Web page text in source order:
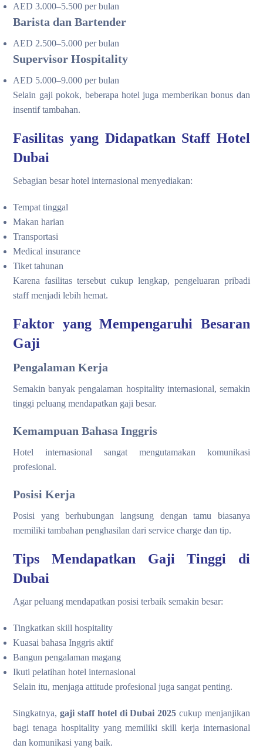
AED 3.000–5.500 per bulan
Barista dan Bartender
AED 2.500–5.000 per bulan
Supervisor Hospitality
AED 5.000–9.000 per bulan
Selain gaji pokok, beberapa hotel juga memberikan bonus dan
insentif tambahan.
Fasilitas yang Didapatkan Staff Hotel
Dubai
Sebagian besar hotel internasional menyediakan:
Tempat tinggal
Makan harian
Transportasi
Medical insurance
Tiket tahunan
Karena fasilitas tersebut cukup lengkap, pengeluaran pribadi
staff menjadi lebih hemat.
Faktor yang Mempengaruhi Besaran
Gaji
Pengalaman Kerja
Semakin banyak pengalaman hospitality internasional, semakin
tinggi peluang mendapatkan gaji besar.
Kemampuan Bahasa Inggris
Hotel internasional sangat mengutamakan komunikasi
profesional.
Posisi Kerja
Posisi yang berhubungan langsung dengan tamu biasanya
memiliki tambahan penghasilan dari service charge dan tip.
Tips Mendapatkan Gaji Tinggi di
Dubai
Agar peluang mendapatkan posisi terbaik semakin besar:
Tingkatkan skill hospitality
Kuasai bahasa Inggris aktif
Bangun pengalaman magang
Ikuti pelatihan hotel internasional
Selain itu, menjaga attitude profesional juga sangat penting.
Singkatnya,gaji staff hotel di Dubai 2025 cukup menjanjikan
bagi tenaga hospitality yang memiliki skill kerja internasional
dan komunikasi yang baik.